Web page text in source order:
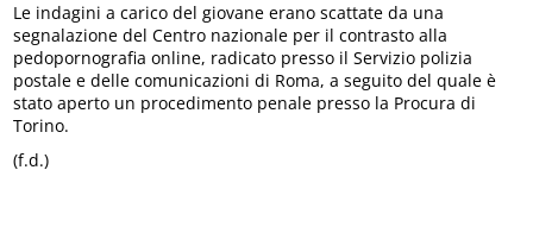
Le indagini a carico del giovane erano scattate da una
segnalazione del Centro nazionale per il contrasto alla
pedopornografia online, radicato presso il Servizio polizia
postale e delle comunicazioni di Roma, a seguito del quale è
stato aperto un procedimento penale presso la Procura di
Torino.
(f.d.)